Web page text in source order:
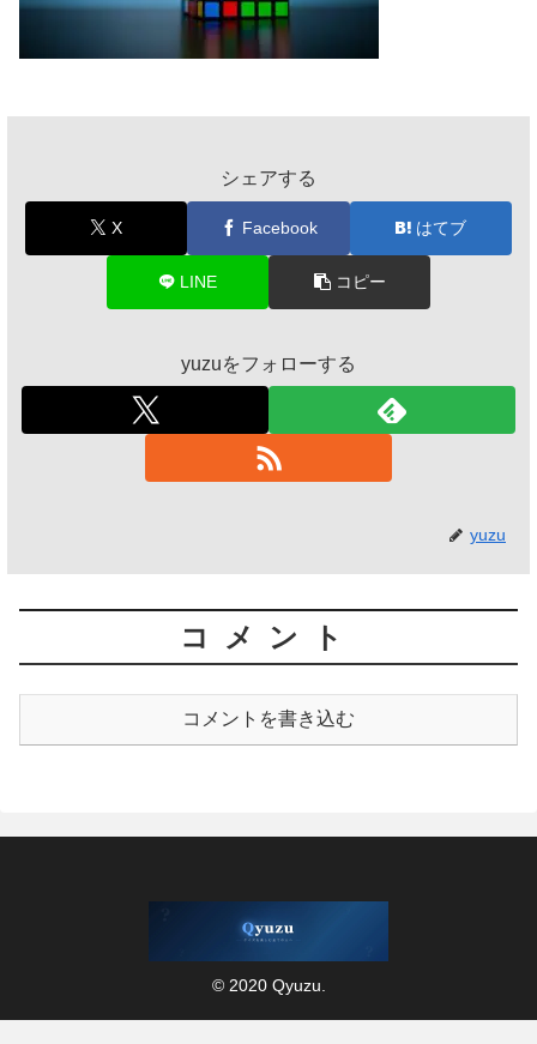
シェアする
X Facebook はてブ
LINE コピー
yuzuをフォローする
yuzu
コメント
コメントを書き込む
© 2020 Qyuzu.